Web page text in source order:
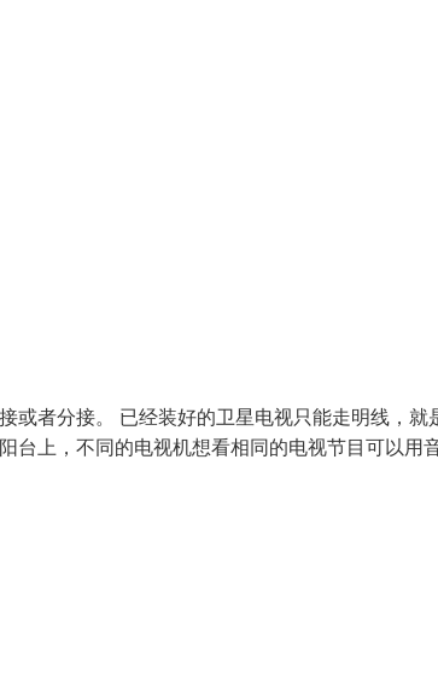
或者分接。 已经装好的卫星电视只能走明线，就
台上，不同的电视机想看相同的电视节目可以用